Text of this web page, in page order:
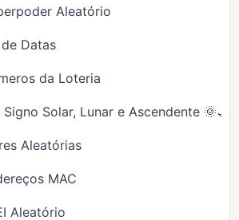
Aleatório
Datas
da Loteria
Solar, Lunar e Ascendente
Aleatórias
MAC
Aleatório